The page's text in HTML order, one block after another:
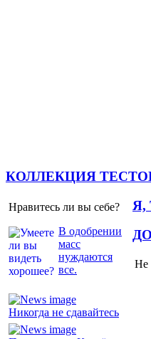
КОЛЛЕКЦИЯ
Нравитесь ли вы себе?
В одобрении
масс
нуждаются
все.
Я,
Никогда не сдавайтесь
Не